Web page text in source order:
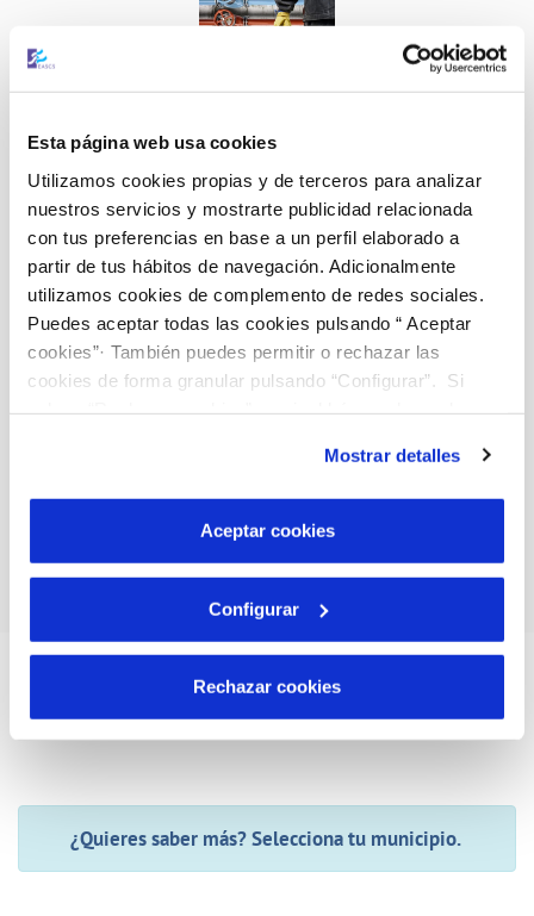
Esta página web usa cookies
Utilizamos cookies propias y de terceros para analizar
nuestros servicios y mostrarte publicidad relacionada
con tus preferencias en base a un perfil elaborado a
partir de tus hábitos de navegación. Adicionalmente
utilizamos cookies de complemento de redes sociales.
Puedes aceptar todas las cookies pulsando “ Aceptar
cookies”· También puedes permitir o rechazar las
cookies de forma granular pulsando “Configurar”. Si
son indispensables para que el sitio web funcione y que
por tanto no se pueden desactivar. Puedes consultar
más información en nuestraPolítica de Cookies
Mostrar detalles
Aceptar cookies
Configurar
Rechazar cookies
Acorde con la última modificación realizada en el Real
Decreto 3/2023, establece que debe determinarse el
potencial de actividad radiactiva en las aguas de consumo
humano.
Determinación cloro residual libre in situ
¿Quieres saber más? Selecciona tu municipio.